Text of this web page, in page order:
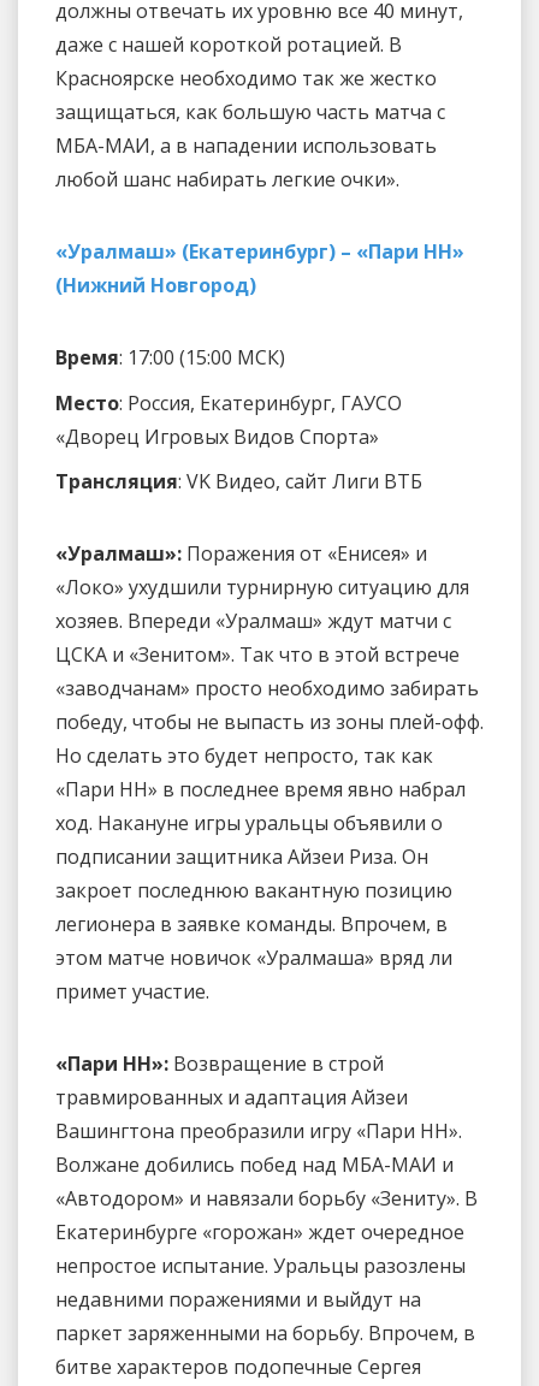
должны отвечать их уровню все 40 минут,
даже с нашей короткой ротацией. В
Красноярске необходимо так же жестко
защищаться, как большую часть матча с
МБА-МАИ, а в нападении использовать
любой шанс набирать легкие очки».
«Уралмаш» (Екатеринбург) – «Пари НН»
(Нижний Новгород)
Время: 17:00 (15:00 МСК)
Место: Россия, Екатеринбург, ГАУСО
«Дворец Игровых Видов Спорта»
Трансляция: VK Видео, сайт Лиги ВТБ
«Уралмаш»: Поражения от «Енисея» и
«Локо» ухудшили турнирную ситуацию для
хозяев. Впереди «Уралмаш» ждут матчи с
ЦСКА и «Зенитом». Так что в этой встрече
«заводчанам» просто необходимо забирать
победу, чтобы не выпасть из зоны плей-офф.
Но сделать это будет непросто, так как
«Пари НН» в последнее время явно набрал
ход. Накануне игры уральцы объявили о
подписании защитника Айзеи Риза. Он
закроет последнюю вакантную позицию
легионера в заявке команды. Впрочем, в
этом матче новичок «Уралмаша» вряд ли
примет участие.
«Пари НН»: Возвращение в строй
травмированных и адаптация Айзеи
Вашингтона преобразили игру «Пари НН».
Волжане добились побед над МБА-МАИ и
«Автодором» и навязали борьбу «Зениту». В
Екатеринбурге «горожан» ждет очередное
непростое испытание. Уральцы разозлены
недавними поражениями и выйдут на
паркет заряженными на борьбу. Впрочем, в
битве характеров подопечные Сергея